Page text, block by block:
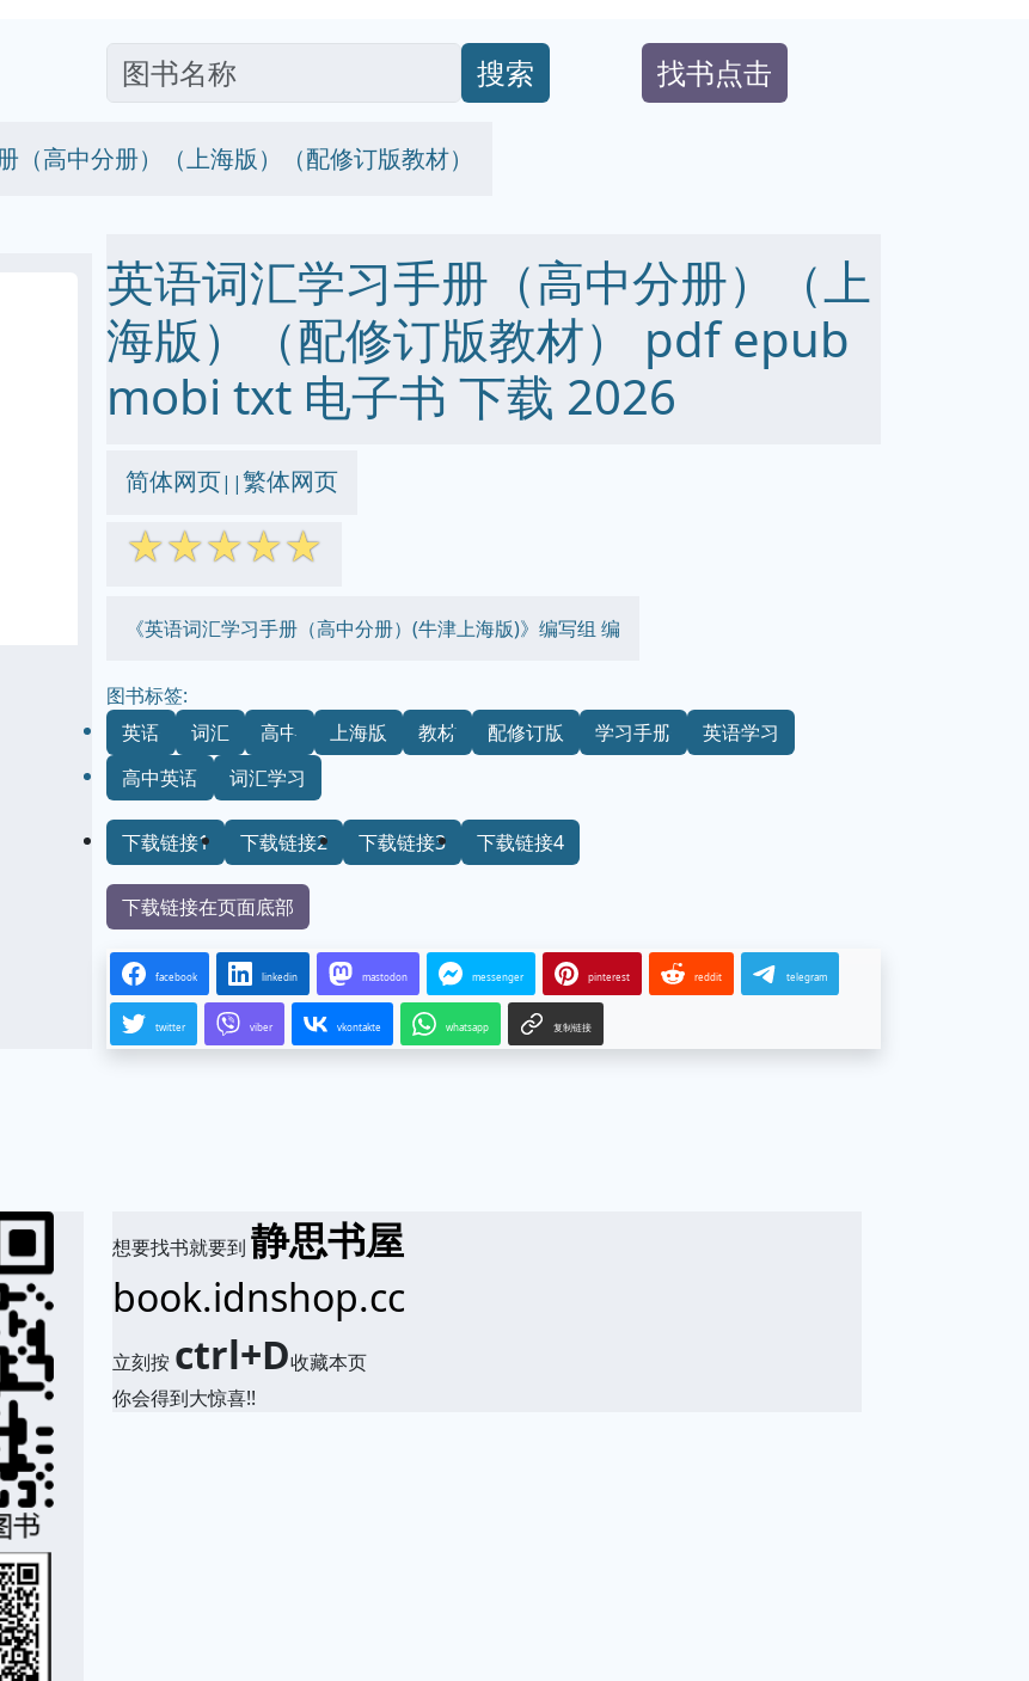
搜索 找书点击
（高中分册）（上海版）（配修订版教材）
英语词汇学习手册（高中分册）（上
海版）（配修订版教材） pdf epub
mobi txt 电子书 下载 2026
简体网页||繁体网页
☆☆☆☆☆
《英语词汇学习手册（高中分册）(牛津上海版)》编写组 编
图书标签:
英语
词汇 高中 上海版 教材 配修订版 学习手册
英语学习
高中英语
词汇学习
下载链接1 下载链接2 下载链接3 下载链接4
下载链接在页面底部
facebook linkedin mastodon messenger pinterest reddit telegram
twitter viber vkontakte whatsapp 复制链接
想要找书就要到静思书屋
book.idnshop.cc
立刻按 ctrl+D收藏本页
你会得到大惊喜!!